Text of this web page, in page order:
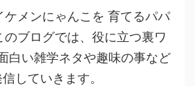
ケメンにゃんこを 育てるパパ
のブログでは、役に立つ裏ワ
白い雑学ネタや趣味の事など
していきます。